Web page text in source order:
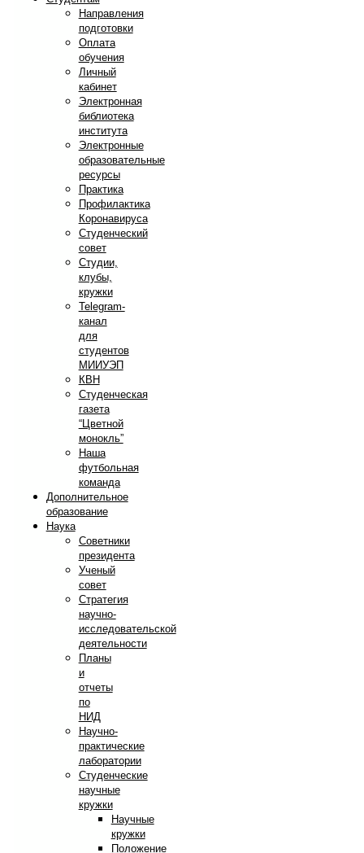
Направления
подготовки
Оплата
обучения
Личный
кабинет
Электронная
библиотека
института
Электронные
образовательные
ресурсы
Практика
Профилактика
Коронавируса
Студенческий
совет
Студии,
клубы,
кружки
Telegram-
канал
для
студентов
МИИУЭП
КВН
Студенческая
газета
“Цветной
монокль”
Наша
футбольная
команда
Дополнительное
образование
Наука
Советники
президента
Ученый
совет
Стратегия
научно-
исследовательской
деятельности
Планы
и
отчеты
по
НИД
Научно-
практические
лаборатории
Студенческие
научные
кружки
Научные
кружки
Положение